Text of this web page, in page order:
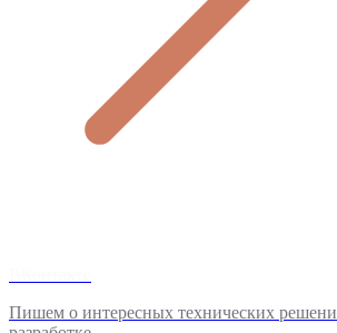
Пишем о интересных технических